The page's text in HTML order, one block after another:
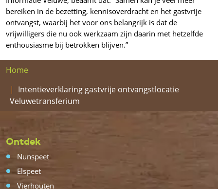
bereiken in de bezetting, kennisoverdracht en het gastvrije
ontvangst, waarbij het voor ons belangrijk is dat de
vrijwilligers die nu ook werkzaam zijn daarin met hetzelfde
enthousiasme bij betrokken blijven.”
Home
Intentieverklaring gastvrije ontvangstlocatie
Veluwetransferium
Ontdek
Nunspeet
Elspeet
Vierhouten